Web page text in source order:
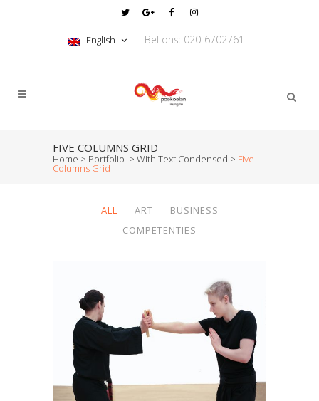
English Bel ons: 020-6702761
FIVE COLUMNS GRID
Home > Portfolio > With Text Condensed > Five
Columns Grid
ALL ART
BUSINESS
COMPETENTIES